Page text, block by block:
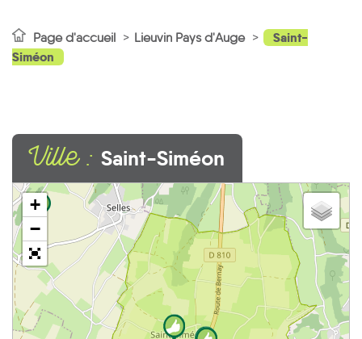
Page d'accueil Lieuvin Pays d'Auge
Saint-
Siméon
Ville : Saint-Siméon
1
+
−